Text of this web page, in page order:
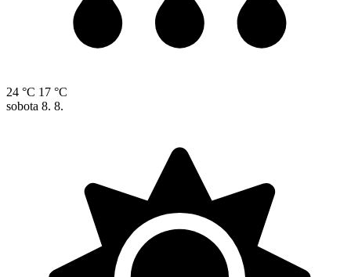
24 °C 17 °C
sobota 8. 8.